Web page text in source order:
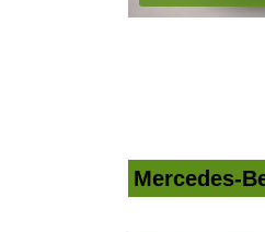
Mercedes-